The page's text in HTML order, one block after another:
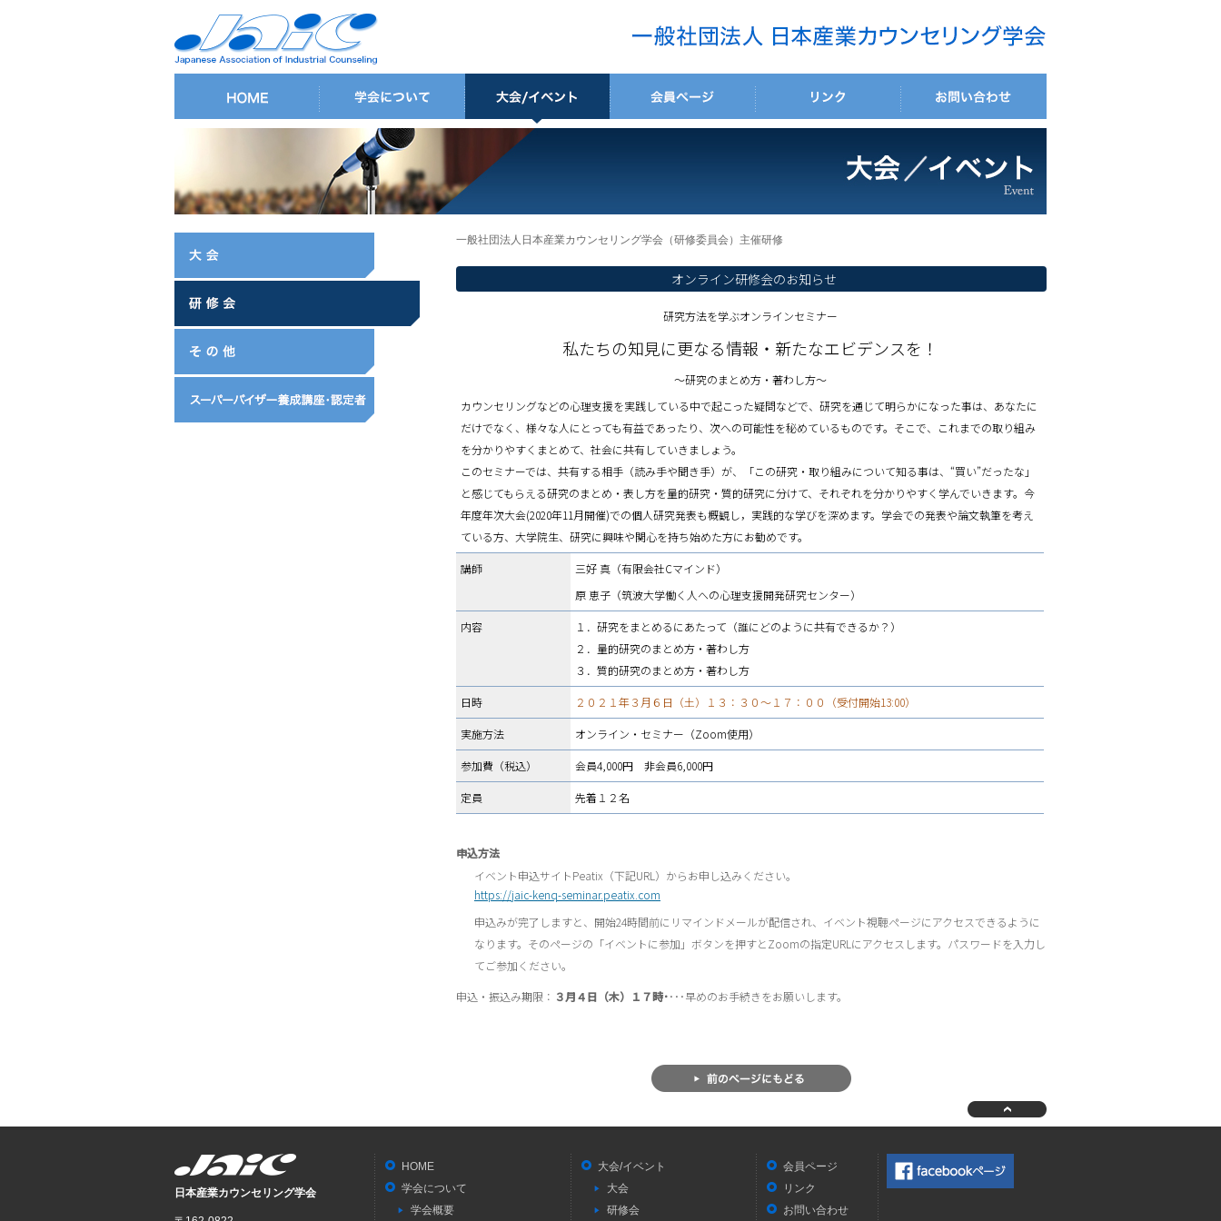
一般社団法人日本産業カウンセリング学会（研修委員会）主催研修
オンライン研修会のお知らせ
研究方法を学ぶオンラインセミナー
私たちの知見に更なる情報・新たなエビデンスを！
〜研究のまとめ方・著わし方〜
カウンセリングなどの心理支援を実践している中で起こった疑問などで、研究を通じて明らかになった事は、あなたに
だけでなく、様々な人にとっても有益であったり、次への可能性を秘めているものです。そこで、これまでの取り組み
を分かりやすくまとめて、社会に共有していきましょう。
このセミナーでは、共有する相手（読み手や聞き手）が、「この研究・取り組みについて知る事は、“買い”だったな」
と感じてもらえる研究のまとめ・表し方を量的研究・質的研究に分けて、それぞれを分かりやすく学んでいきます。今
年度年次大会(2020年11月開催)での個人研究発表も概観し，実践的な学びを深めます。学会での発表や論文執筆を考え
ている方、大学院生、研究に興味や関心を持ち始めた方にお勧めです。
講師
三好 真（有限会社Cマインド）
原 恵子（筑波大学働く人への心理支援開発研究センター）
内容
１．研究をまとめるにあたって（誰にどのように共有できるか？）
２．量的研究のまとめ方・著わし方
３．質的研究のまとめ方・著わし方
日時 ２０２１年３月６日（土）１３：３０～１７：００（受付開始13:00）
実施方法 オンライン・セミナー（Zoom使用）
参加費（税込） 会員4,000円 非会員6,000円
定員 先着１２名
申込方法
イベント申込サイトPeatix（下記URL）からお申し込みください。
https://jaic-kenq-seminar.peatix.com
申込みが完了しますと、開始24時間前にリマインドメールが配信され、イベント視聴ページにアクセスできるように
なります。そのページの「イベントに参加」ボタンを押すとZoomの指定URLにアクセスします。パスワードを入力し
てご参加ください。
申込・振込み期限： ３月４日（木）１７時････早めのお手続きをお願いします。
日本産業カウンセリング学会
HOME
学会について
学会概要
大会/イベント
大会
研修会
会員ページ
リンク
お問い合わせ